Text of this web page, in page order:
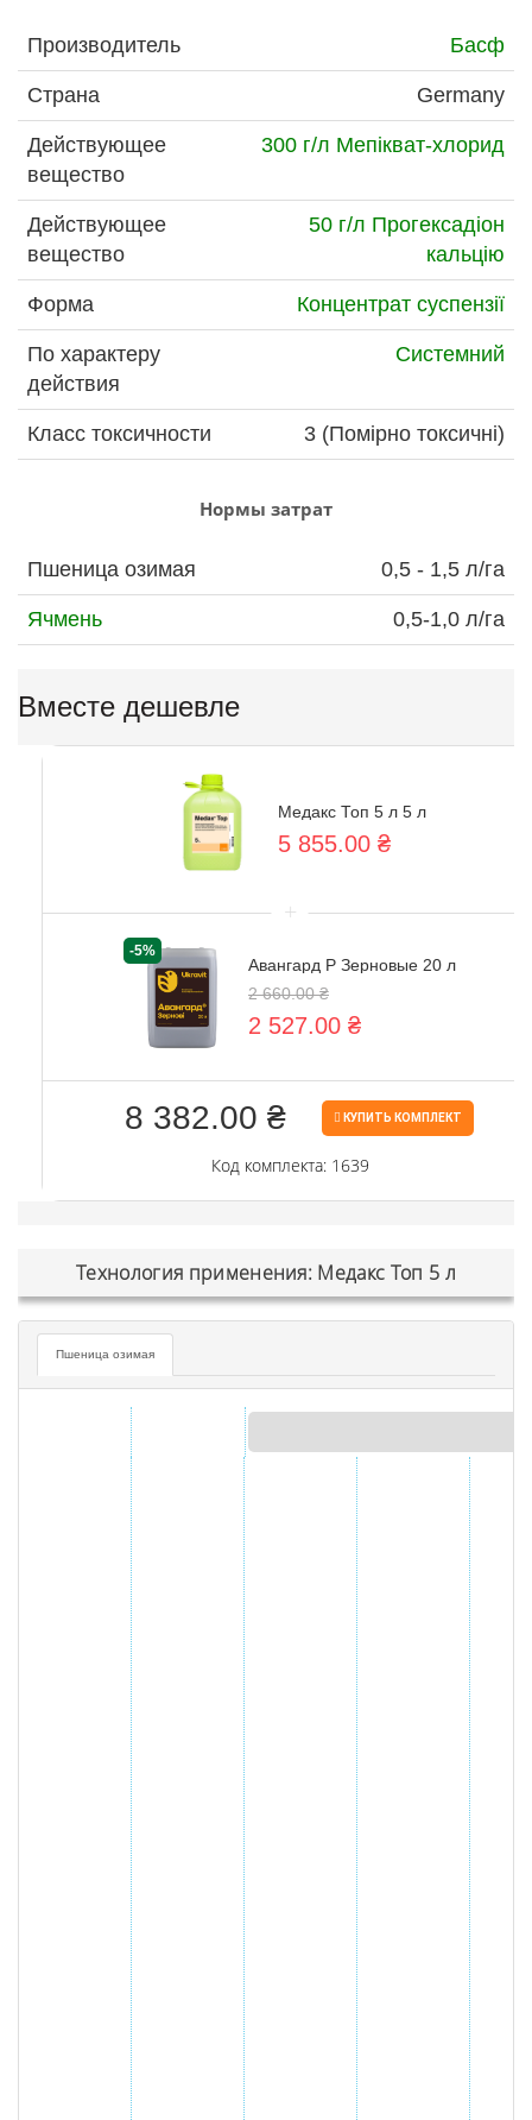
Производитель Басф
Страна Germany
Действующее
вещество
300 г/л Мепікват-хлорид
Действующее
вещество
50 г/л Прогексадіон
кальцію
Форма Концентрат суспензії
По характеру
действия
Системний
Класс токсичности 3 (Помірно токсичні)
Нормы затрат
Пшеница озимая 0,5 - 1,5 л/га
Ячмень 0,5-1,0 л/га
Вместе дешевле
Медакс Топ 5 л 5 л
5 855.00 ₴
+
-5%
Авангард Р Зерновые 20 л
2 660.00 ₴
2 527.00 ₴
Код комплекта: 1639
8 382.00 ₴ КУПИТЬ КОМПЛЕКТ
Технология применения: Медакс Топ 5 л
Пшеница озимая